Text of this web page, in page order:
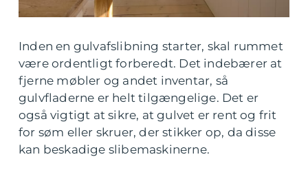
Inden en gulvafslibning starter, skal rummet
være ordentligt forberedt. Det indebærer at
fjerne møbler og andet inventar, så
gulvfladerne er helt tilgængelige. Det er
også vigtigt at sikre, at gulvet er rent og frit
for søm eller skruer, der stikker op, da disse
kan beskadige slibemaskinerne.